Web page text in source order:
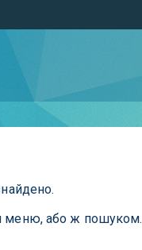
меню, або ж пошуком.